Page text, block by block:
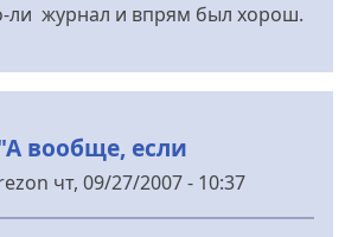
ли журнал и впрям был хорош.
вообще, если
чт, 09/27/2007 - 10:37